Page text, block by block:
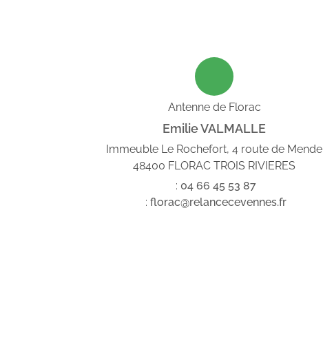
Antenne de Florac
Emilie VALMALLE
Immeuble Le Rochefort, 4 route de Mende
48400 FLORAC TROIS RIVIERES
: 04 66 45 53 87
: florac@relancecevennes.fr